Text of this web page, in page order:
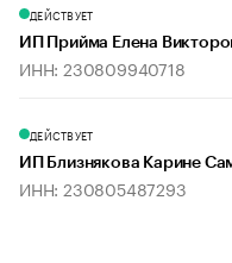
ДЕЙСТВУЕТ
ИП Прийма Елена
ИНН: 230809940718
ДЕЙСТВУЕТ
ИП Близнякова Карине
ИНН: 230805487293